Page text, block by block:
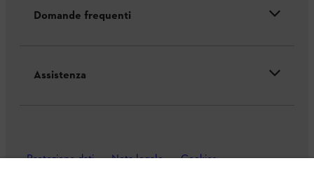
Domande frequenti
Assistenza
Protezione dati Nota legale Cookies